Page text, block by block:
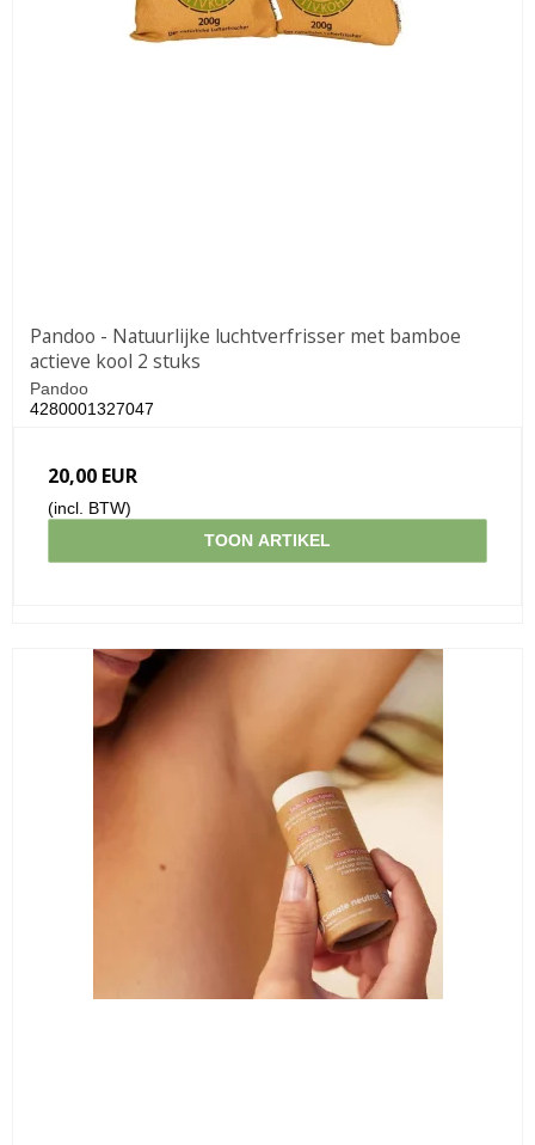
Pandoo - Natuurlijke luchtverfrisser met bamboe
actieve kool 2 stuks
Pandoo
4280001327047
20,00 EUR
(incl. BTW)
TOON ARTIKEL